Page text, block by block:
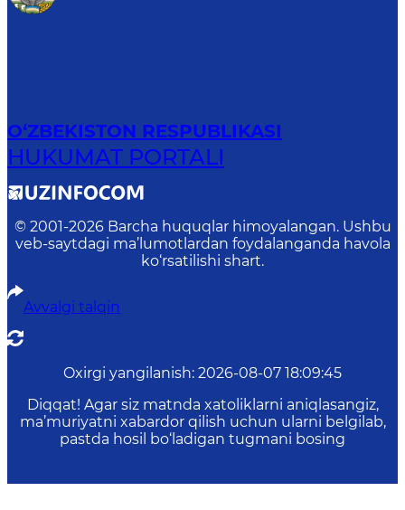
O‘ZBEKISTON RESPUBLIKASI
HUKUMAT PORTALI
© 2001-2026 Barcha huquqlar himoyalangan. Ushbu
veb-saytdagi ma’lumotlardan foydalanganda havola
ko‘rsatilishi shart.
Avvalgi talqin
Oxirgi yangilanish: 2026-08-07 18:09:45
Diqqat! Agar siz matnda xatoliklarni aniqlasangiz,
ma’muriyatni xabardor qilish uchun ularni belgilab,
pastda hosil bo‘ladigan tugmani bosing